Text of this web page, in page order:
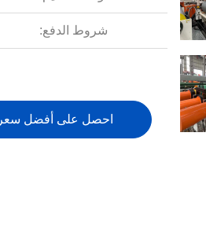
شروط الدفع:
احصل على أفضل سعر